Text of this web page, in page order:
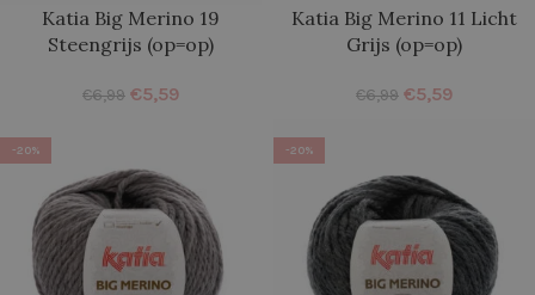
Katia Big Merino 19
Steengrijs (op=op)
€6,99 €5,59
Katia Big Merino 11 Licht
Grijs (op=op)
€6,99 €5,59
-20% -20%